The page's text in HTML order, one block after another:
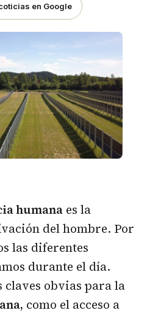
en Google
humana es la
del hombre. Por
las diferentes
durante el día.
claves obvias para la
como el acceso a